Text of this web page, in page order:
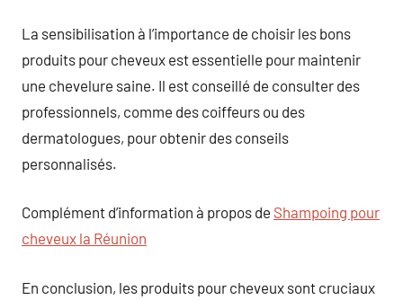
La sensibilisation à l’importance de choisir les bons
produits pour cheveux est essentielle pour maintenir
une chevelure saine. Il est conseillé de consulter des
professionnels, comme des coiffeurs ou des
dermatologues, pour obtenir des conseils
personnalisés.
Complément d’information à propos de Shampoing pour
cheveux la Réunion
En conclusion, les produits pour cheveux sont cruciaux